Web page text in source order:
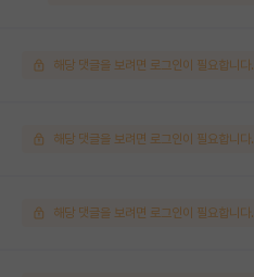
해당 댓글을 보려면 로그인이 필요합니다.
해당 댓글을 보려면 로그인이 필요합니다.
해당 댓글을 보려면 로그인이 필요합니다.